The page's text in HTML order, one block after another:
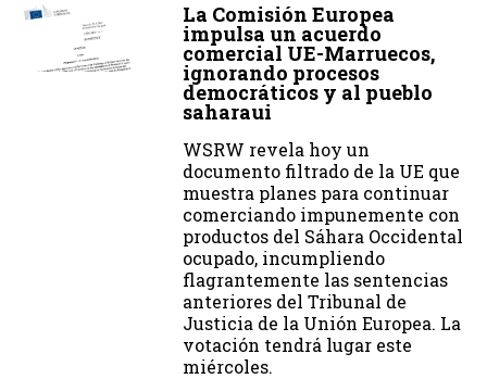
La Comisión Europea
impulsa un acuerdo
comercial UE-Marruecos,
ignorando procesos
democráticos y al pueblo
saharaui
WSRW revela hoy un
documento filtrado de la UE que
muestra planes para continuar
comerciando impunemente con
productos del Sáhara Occidental
ocupado, incumpliendo
flagrantemente las sentencias
anteriores del Tribunal de
Justicia de la Unión Europea. La
votación tendrá lugar este
miércoles.